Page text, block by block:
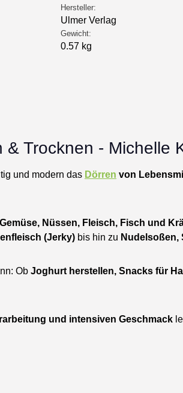
Hersteller:
Ulmer Verlag
Gewicht:
0.57 kg
Trocknen - Michelle
und modern das Dörren von
Nüssen, Fleisch, Fisch und
(Jerky) bis hin zu Nudelsoßen,
Ob Joghurt herstellen, Snacks für
und intensiven Geschmack